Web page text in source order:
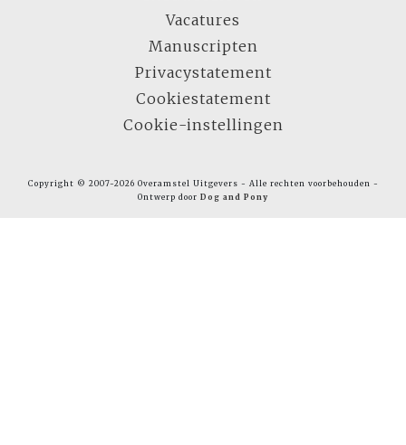
Vacatures
Manuscripten
Privacystatement
Cookiestatement
Cookie-instellingen
Copyright © 2007-2026 Overamstel Uitgevers - Alle rechten voorbehouden -
Ontwerp door Dog and Pony